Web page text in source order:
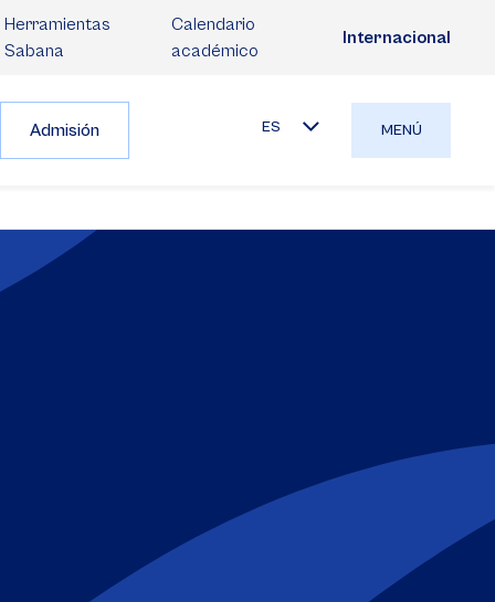
Herramientas
Sabana
Calendario
académico
Internacional
Admisión ES MENÚ